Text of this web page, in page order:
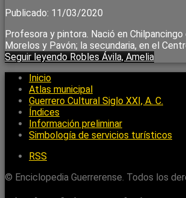
Publicado: 11/03/2020
Profesora y pintora. Nació en
Morelos y Pavón; la secundaria, en el
Seguir leyendo Robles Ávila, Amelia
Inicio
Atlas municipal
Guerrero Cultural Siglo XXI, A. C.
Índices
Información preliminar
Simbología de servicios turísticos
RSS
© Enciclopedia Guerrerense. Todos los